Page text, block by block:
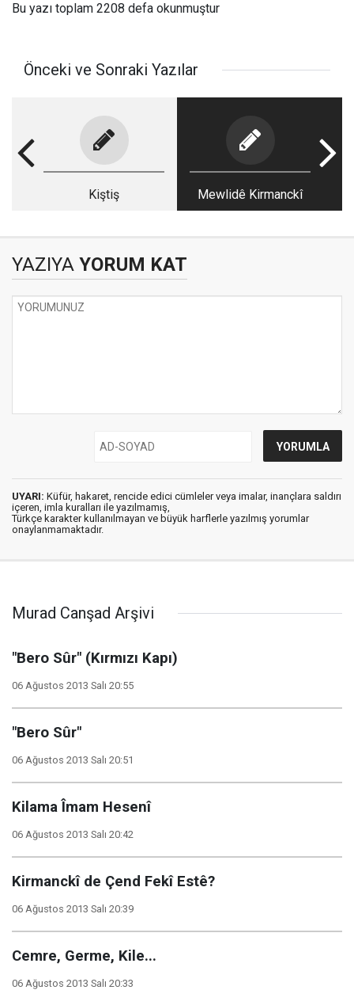
Bu yazı toplam 2208 defa okunmuştur
Önceki ve Sonraki Yazılar
Kiştiş Mewlidê Kirmanckî
YAZIYA YORUM KAT
UYARI: Küfür, hakaret, rencide edici cümleler veya imalar, inançlara saldırı
içeren, imla kuralları ile yazılmamış,
Türkçe karakter kullanılmayan ve büyük harflerle yazılmış yorumlar
onaylanmamaktadır.
Murad Canşad Arşivi
"Bero Sûr" (Kırmızı Kapı)
06 Ağustos 2013 Salı 20:55
"Bero Sûr"
06 Ağustos 2013 Salı 20:51
Kilama Îmam Hesenî
06 Ağustos 2013 Salı 20:42
Kirmanckî de Çend Fekî Estê?
06 Ağustos 2013 Salı 20:39
Cemre, Germe, Kile...
06 Ağustos 2013 Salı 20:33